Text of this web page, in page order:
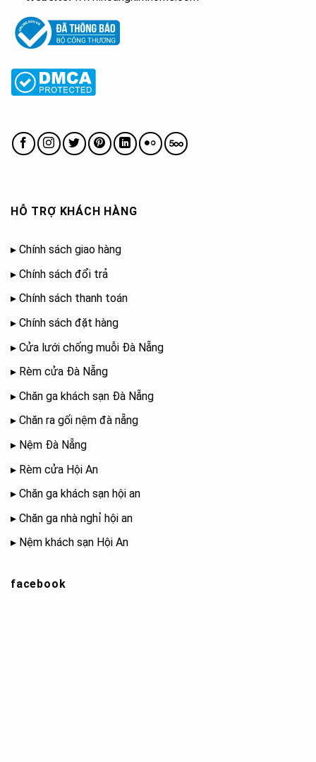
HỖ TRỢ KHÁCH HÀNG
▸ Chính sách giao hàng
▸ Chính sách đổi trả
▸ Chính sách thanh toán
▸ Chính sách đặt hàng
▸ Cửa lưới chống muỗi Đà Nẵng
▸ Rèm cửa Đà Nẵng
▸ Chăn ga khách sạn Đà Nẵng
▸ Chăn ra gối nệm đà nẵng
▸ Nệm Đà Nẵng
▸ Rèm cửa Hội An
▸ Chăn ga khách sạn hội an
▸ Chăn ga nhà nghỉ hội an
▸ Nệm khách sạn Hội An
facebook